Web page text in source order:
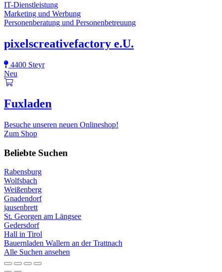
IT-Dienstleistung
Marketing und Werbung
Personenberatung und Personenbetreuung
pixelscreativefactory e.U.
4400 Steyr
Neu
Fuxladen
Besuche unseren neuen Onlineshop!
Zum Shop
Beliebte Suchen
Rabensburg
Wolfsbach
Weißenberg
Gnadendorf
jausenbrett
St. Georgen am Längsee
Gedersdorf
Hall in Tirol
Bauernladen Wallern an der Trattnach
Alle Suchen ansehen